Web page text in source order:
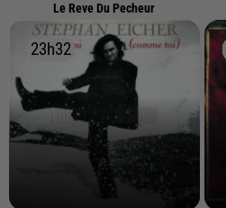
Le Reve Du Pecheur
23h32
23h32